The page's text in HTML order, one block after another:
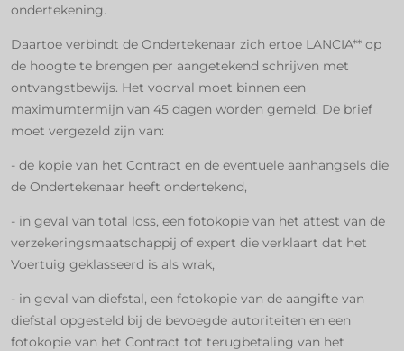
ondertekening.
Daartoe verbindt de Ondertekenaar zich ertoe LANCIA** op
de hoogte te brengen per aangetekend schrijven met
ontvangstbewijs. Het voorval moet binnen een
maximumtermijn van 45 dagen worden gemeld. De brief
moet vergezeld zijn van:
- de kopie van het Contract en de eventuele aanhangsels die
de Ondertekenaar heeft ondertekend,
- in geval van total loss, een fotokopie van het attest van de
verzekeringsmaatschappij of expert die verklaart dat het
Voertuig geklasseerd is als wrak,
- in geval van diefstal, een fotokopie van de aangifte van
diefstal opgesteld bij de bevoegde autoriteiten en een
fotokopie van het Contract tot terugbetaling van het